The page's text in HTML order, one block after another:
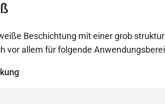
Beschichtung mit einer grob
vor allem für folgende